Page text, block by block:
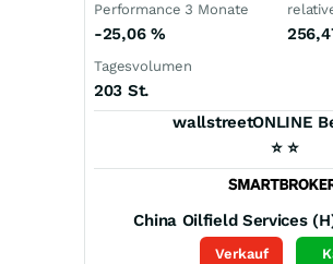
Performance 3 Monate
-25,06 %
Tagesvolumen
203 St.
wallstreetONLINE
⭐ ⭐
China Oilfield Services
Verkauf